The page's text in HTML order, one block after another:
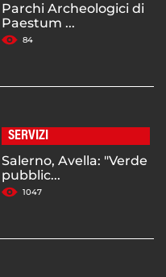
Parchi Archeologici di
Paestum ...
84
SERVIZI
Salerno, Avella: "Verde
pubblic...
1047